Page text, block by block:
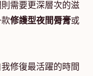
需要更深層次的滋
修護型夜間脣膏或
修復最活躍的時間